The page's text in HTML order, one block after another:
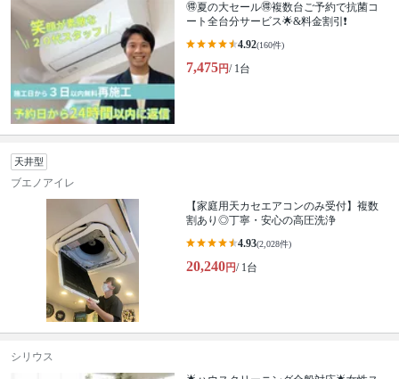
🉐夏の大セール🉐複数台ご予約で抗菌コ
ート全台分サービス🌟&料金割引❗️
4.92(160件)
7,475円/ 1台
天井型
ブエノアイレ
【家庭用天カセエアコンのみ受付】複数
割あり◎丁寧・安心の高圧洗浄
4.93(2,028件)
20,240円/ 1台
シリウス